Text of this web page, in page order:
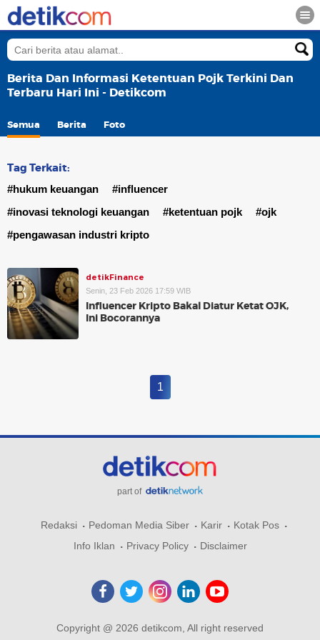
Berita Dan Informasi Ketentuan Pojk Terkini Dan
Terbaru Hari Ini - Detikcom
Semua Berita Foto
Tag Terkait:
#hukum keuangan
#influencer
#inovasi teknologi keuangan
#ketentuan pojk
#ojk
#pengawasan industri kripto
detikFinance
Senin, 23 Feb 2026 17:59 WIB
Influencer Kripto Bakal Diatur Ketat OJK,
Ini Bocorannya
1
part of
Redaksi Pedoman Media Siber Karir
Kotak Pos
Info Iklan
Privacy Policy Disclaimer
Copyright @ 2026 detikcom, All right reserved